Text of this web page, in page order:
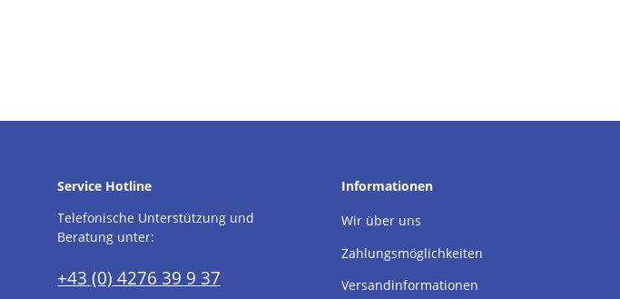
Service Hotline
Telefonische Unterstützung und
Beratung unter:
+43 (0) 4276 39 9 37
Informationen
Wir über uns
Zahlungsmöglichkeiten
Versandinformationen